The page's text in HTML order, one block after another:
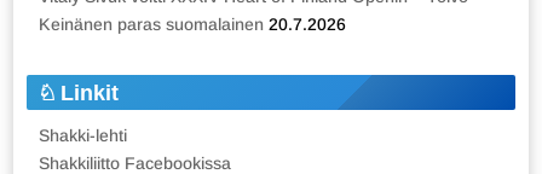
Keinänen paras suomalainen 20.7.2026
Linkit
Shakki-lehti
Shakkiliitto Facebookissa